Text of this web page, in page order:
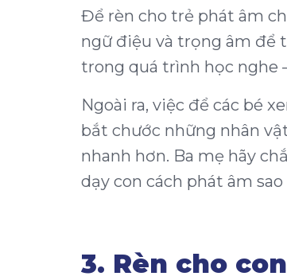
Để rèn cho trẻ phát âm
ngữ điệu và trọng âm để
trong quá trình học nghe
Ngoài ra, việc để các bé
bắt chước những nhân
nhanh hơn. Ba mẹ hãy
dạy con cách phát âm
3. Rèn cho